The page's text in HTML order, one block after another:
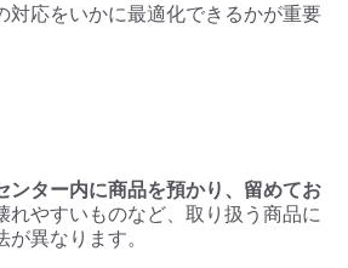
対応をいかに最適化できるかが重要
ンター内に商品を預かり、留めてお
れやすいものなど、取り扱う商品に
異なります。